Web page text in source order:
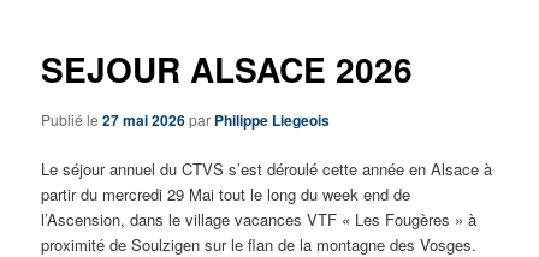
SEJOUR ALSACE 2026
Publié le27 mai 2026par Philippe Liegeois
Le séjour annuel du CTVS s’est déroulé cette année en Alsace à
partir du mercredi 29 Mai tout le long du week end de
l’Ascension, dans le village vacances VTF « Les Fougères » à
proximité de Soulzigen sur le flan de la montagne des Vosges.